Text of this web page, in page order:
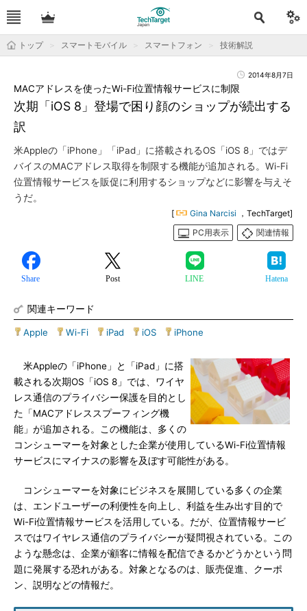
トップ スマートモバイル スマートフォン 技術解説
2014年8月7日
次期「iOS 8」登場で困り顔のショップが続出する
訳
MACアドレスを使ったWi-Fi位置情報サービスに制限
米Appleの「iPhone」「iPad」に搭載されるOS「iOS 8」ではデ
バイスのMACアドレス取得を制限する機能が追加される。Wi-Fi
位置情報サービスを販促に利用するショップなどに影響を与えそ
うだ。
[ Gina Narcisi ，TechTarget]
PC用表示
関連情報
Share Post LINE Hatena
関連キーワード
Apple Wi-Fi iPad iOS iPhone
米Appleの「iPhone」と「iPad」に搭
載される次期OS「iOS 8」では、ワイヤ
レス通信のプライバシー保護を目的とし
た「MACアドレススプーフィング機
能」が追加される。この機能は、多くの
コンシューマーを対象とした企業が使用しているWi-Fi位置情報
サービスにマイナスの影響を及ぼす可能性がある。
コンシューマーを対象にビジネスを展開している多くの企業
は、エンドユーザーの利便性を向上し、利益を生み出す目的で
Wi-Fi位置情報サービスを活用している。だが、位置情報サービ
スではワイヤレス通信のプライバシーが疑問視されている。この
ような懸念は、企業が顧客に情報を配信できるかどうかという問
題に発展する恐れがある。対象となるのは、販売促進、クーポ
ン、説明などの情報だ。